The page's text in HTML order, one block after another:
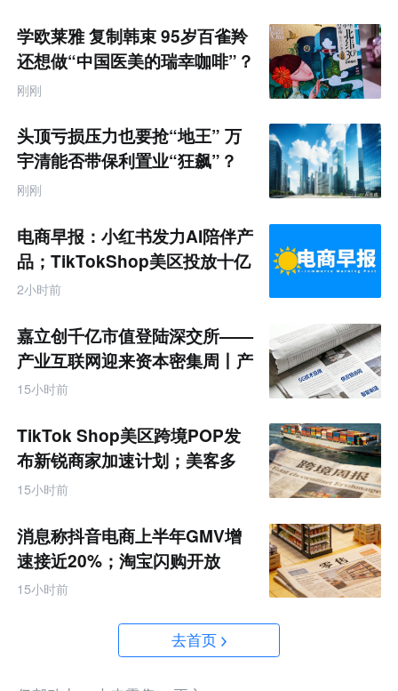
学欧莱雅 复制韩束 95岁百雀羚
还想做“中国医美的瑞幸咖啡”？
刚刚
头顶亏损压力也要抢“地王” 万
宇清能否带保利置业“狂飙”？
刚刚
电商早报：小红书发力AI陪伴产
品；TikTokShop美区投放十亿
2小时前
嘉立创千亿市值登陆深交所——
产业互联网迎来资本密集周丨产
业互联网周报
15小时前
TikTok Shop美区跨境POP发
布新锐商家加速计划；美客多
Q2营收同增50%丨跨境电商周
15小时前
消息称抖音电商上半年GMV增
速接近20%；淘宝闪购开放
MCP能力丨零售电商周报
15小时前
去首页